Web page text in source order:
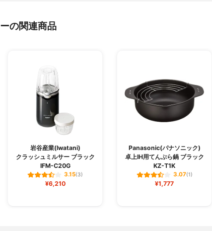
の関連商品
岩谷産業(Iwatani)
クラッシュミルサー ブラック
IFM-C20G
3.15(3)
¥6,210
Panasonic(パナソニック)
卓上IH用てんぷら鍋 ブラック
KZ-T1K
3.07(1)
¥1,777